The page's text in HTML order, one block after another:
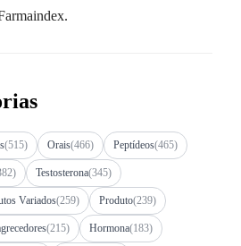
(515) Orais(466) Peptídeos(465)
Testosterona(345)
Variados(259) Produto(239)
(215) Hormona(183)